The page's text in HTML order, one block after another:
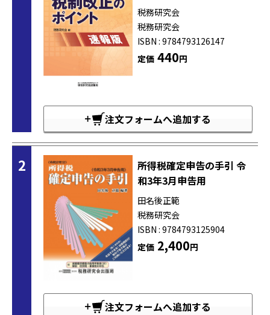
税務研究会
税務研究会
ISBN : 9784793126147
定価440円
注文フォームへ追加する
2
所得税確定申告の手引 令
和3年3月申告用
田名後正範
税務研究会
ISBN : 9784793125904
定価2,400円
注文フォームへ追加する